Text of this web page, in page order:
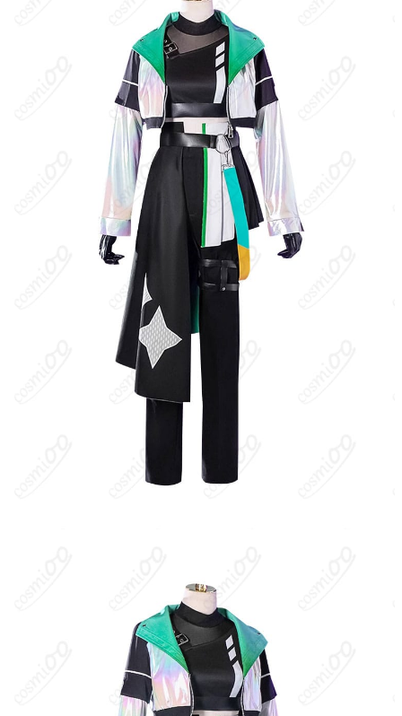
唱力は高いが人前が苦手で、当初は神代類が制作した「ねねロ
ボ」を介してステージに立っていた。皮肉屋でツッコミ気質だが
仲間思い。CVはMachico。
：草薙寧々は内気で人見知りだが、歌うことが
大好きな実力派。仲間と舞台づくりを重ねる中で、自分の殻を破
ろうと成長していく。「ねねロボ」を通じた出演や、ステージ演
出に合わせた多彩な衣装が見どころ。なお、入力にある「サイバ
ーパンクデッドボーイ」は、通販で用いられることのあるサイバ
ーパンク系アレンジ名称で、黒基調にネオン差し色、ハーネスや
ベルト、プリント意匠など“近未来×ストリート”要素が強いデザイ
ンが一般的。公式衣装名としての確証は乏しく、ショップごとに
仕様・名称が異なる可能性があるため、購入時は付属品・素材・
サイズや公式設定との差異を要確認。